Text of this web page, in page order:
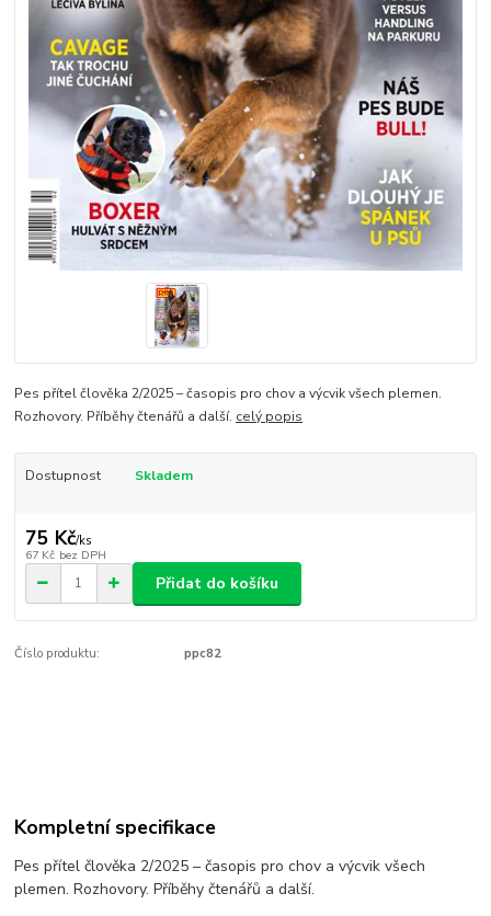
Pes přítel člověka 2/2025 – časopis pro chov a výcvik všech plemen.
Rozhovory. Příběhy čtenářů a další. celý popis
Dostupnost Skladem
75 Kč/ks
67 Kč bez DPH
Přidat do košíku
Číslo produktu: ppc82
Kompletní specifikace
Pes přítel člověka 2/2025 – časopis pro chov a výcvik všech
plemen. Rozhovory. Příběhy čtenářů a další.